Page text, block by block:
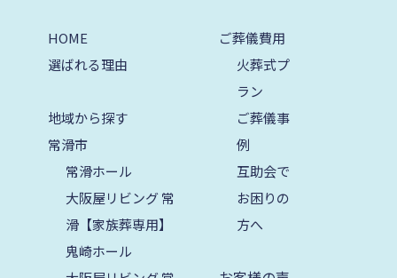
2024年3月
2023年12月
2023年11月
2023年10月
HOME
選ばれる理由
地域から探す
常滑市
常滑ホール
大阪屋リビング 常
滑【家族葬専用】
鬼崎ホール
ご葬儀費用
火葬式プ
ラン
ご葬儀事
例
互助会で
お困りの
方へ